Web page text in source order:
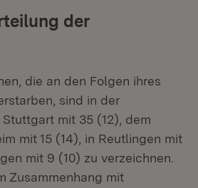
der
die an den Folgen ihres
sind in der
mit 35 (12), dem
mit 15 (14), in Reutlingen mit
mit 9 (10) zu verzeichnen.
Zusammenhang mit